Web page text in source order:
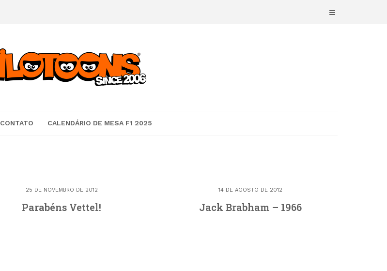
CONTATO CALENDÁRIO DE MESA F1 2025
25 DE NOVEMBRO DE 2012
Parabéns Vettel!
14 DE AGOSTO DE 2012
Jack Brabham – 1966